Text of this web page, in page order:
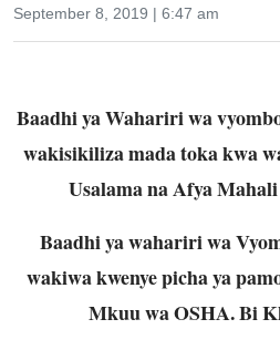
September 8, 2019 | 6:47 am
Baadhi ya Wahariri wa
wakisikiliza mada toka kwa
Usalama na Afya
Baadhi ya wahariri wa
wakiwa kwenye picha ya
Mkuu wa OSHA. Bi